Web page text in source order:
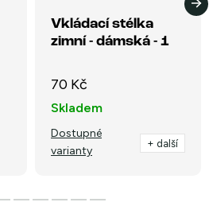
Vkládací stélka
zimní - dámská - 1
70 Kč
Skladem
Dostupné
varianty
+ další